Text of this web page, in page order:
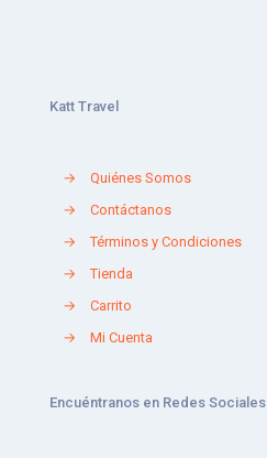
Katt Travel
→
Quiénes Somos
→
Contáctanos
→
Términos y Condiciones
→
Tienda
→
Carrito
→
Mi Cuenta
Encuéntranos en Redes Sociales